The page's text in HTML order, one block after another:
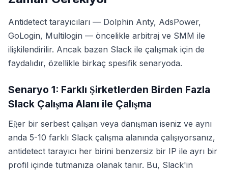
Antidetect tarayıcıları — Dolphin Anty, AdsPower,
GoLogin, Multilogin — öncelikle arbitraj ve SMM ile
ilişkilendirilir. Ancak bazen Slack ile çalışmak için de
faydalıdır, özellikle birkaç spesifik senaryoda.
Senaryo 1: Farklı Şirketlerden Birden Fazla
Slack Çalışma Alanı ile Çalışma
Eğer bir serbest çalışan veya danışman iseniz ve aynı
anda 5-10 farklı Slack çalışma alanında çalışıyorsanız,
antidetect tarayıcı her birini benzersiz bir IP ile ayrı bir
profil içinde tutmanıza olanak tanır. Bu, Slack'in